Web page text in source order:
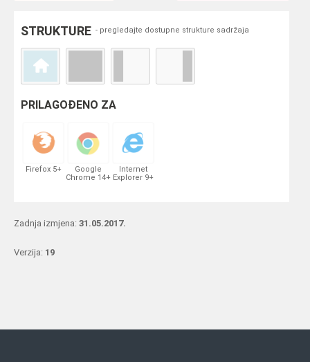
STRUKTURE - pregledajte dostupne strukture sadržaja
PRILAGOĐENO ZA
Firefox 5+
Google
Chrome 14+
Internet
Explorer 9+
Zadnja izmjena: 31.05.2017.
Verzija: 19